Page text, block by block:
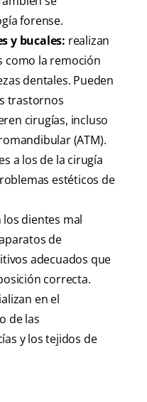
forense.
y bucales: realizan
la remoción
dentales. Pueden
trastornos
cirugías, incluso
(ATM).
a los de la cirugía
estéticos de
dientes mal
de
adecuados que
correcta.
en el
de las
y los tejidos de